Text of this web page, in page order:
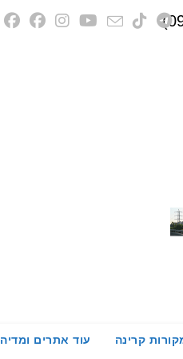
קרינה עוד אתרים ומדיה